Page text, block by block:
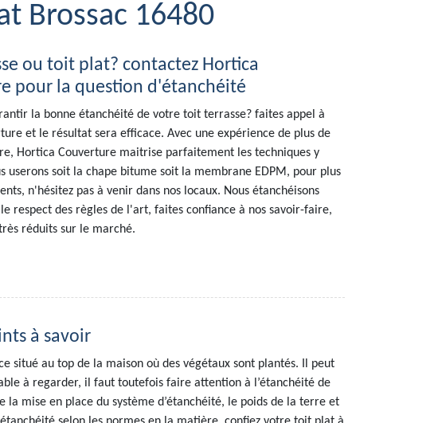
Brossac 16480
ou toit plat? contactez Hortica
pour la question d'étanchéité
la bonne étanchéité de votre toit terrasse? faites appel à
et le résultat sera efficace. Avec une expérience de plus de
Hortica Couverture maitrise parfaitement les techniques y
userons soit la chape bitume soit la membrane EDPM, pour plus
n'hésitez pas à venir dans nos locaux. Nous étanchéisons
respect des règles de l'art, faites confiance à nos savoir-faire,
réduits sur le marché.
à savoir
situé au top de la maison où des végétaux sont plantés. Il peut
à regarder, il faut toutefois faire attention à l’étanchéité de
mise en place du système d’étanchéité, le poids de la terre et